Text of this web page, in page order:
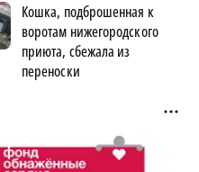
Кошка, подброшенная к
воротам нижегородского
приюта, сбежала из
переноски